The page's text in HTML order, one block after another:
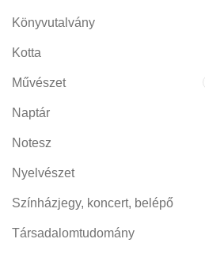
Könyvutalvány
Kotta
Művészet
Naptár
Notesz
Nyelvészet
Színházjegy, koncert, belépő
Társadalomtudomány